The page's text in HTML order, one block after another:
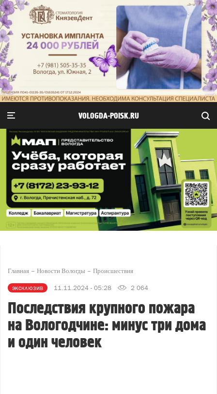
VOLOGDA-POISK.RU
Главная Новости Вологды Происшествия
эксклюзив 11.11.2024 - 05:28 2 064
Последствия крупного пожара
на Вологодчине: минус три дома
и один человек